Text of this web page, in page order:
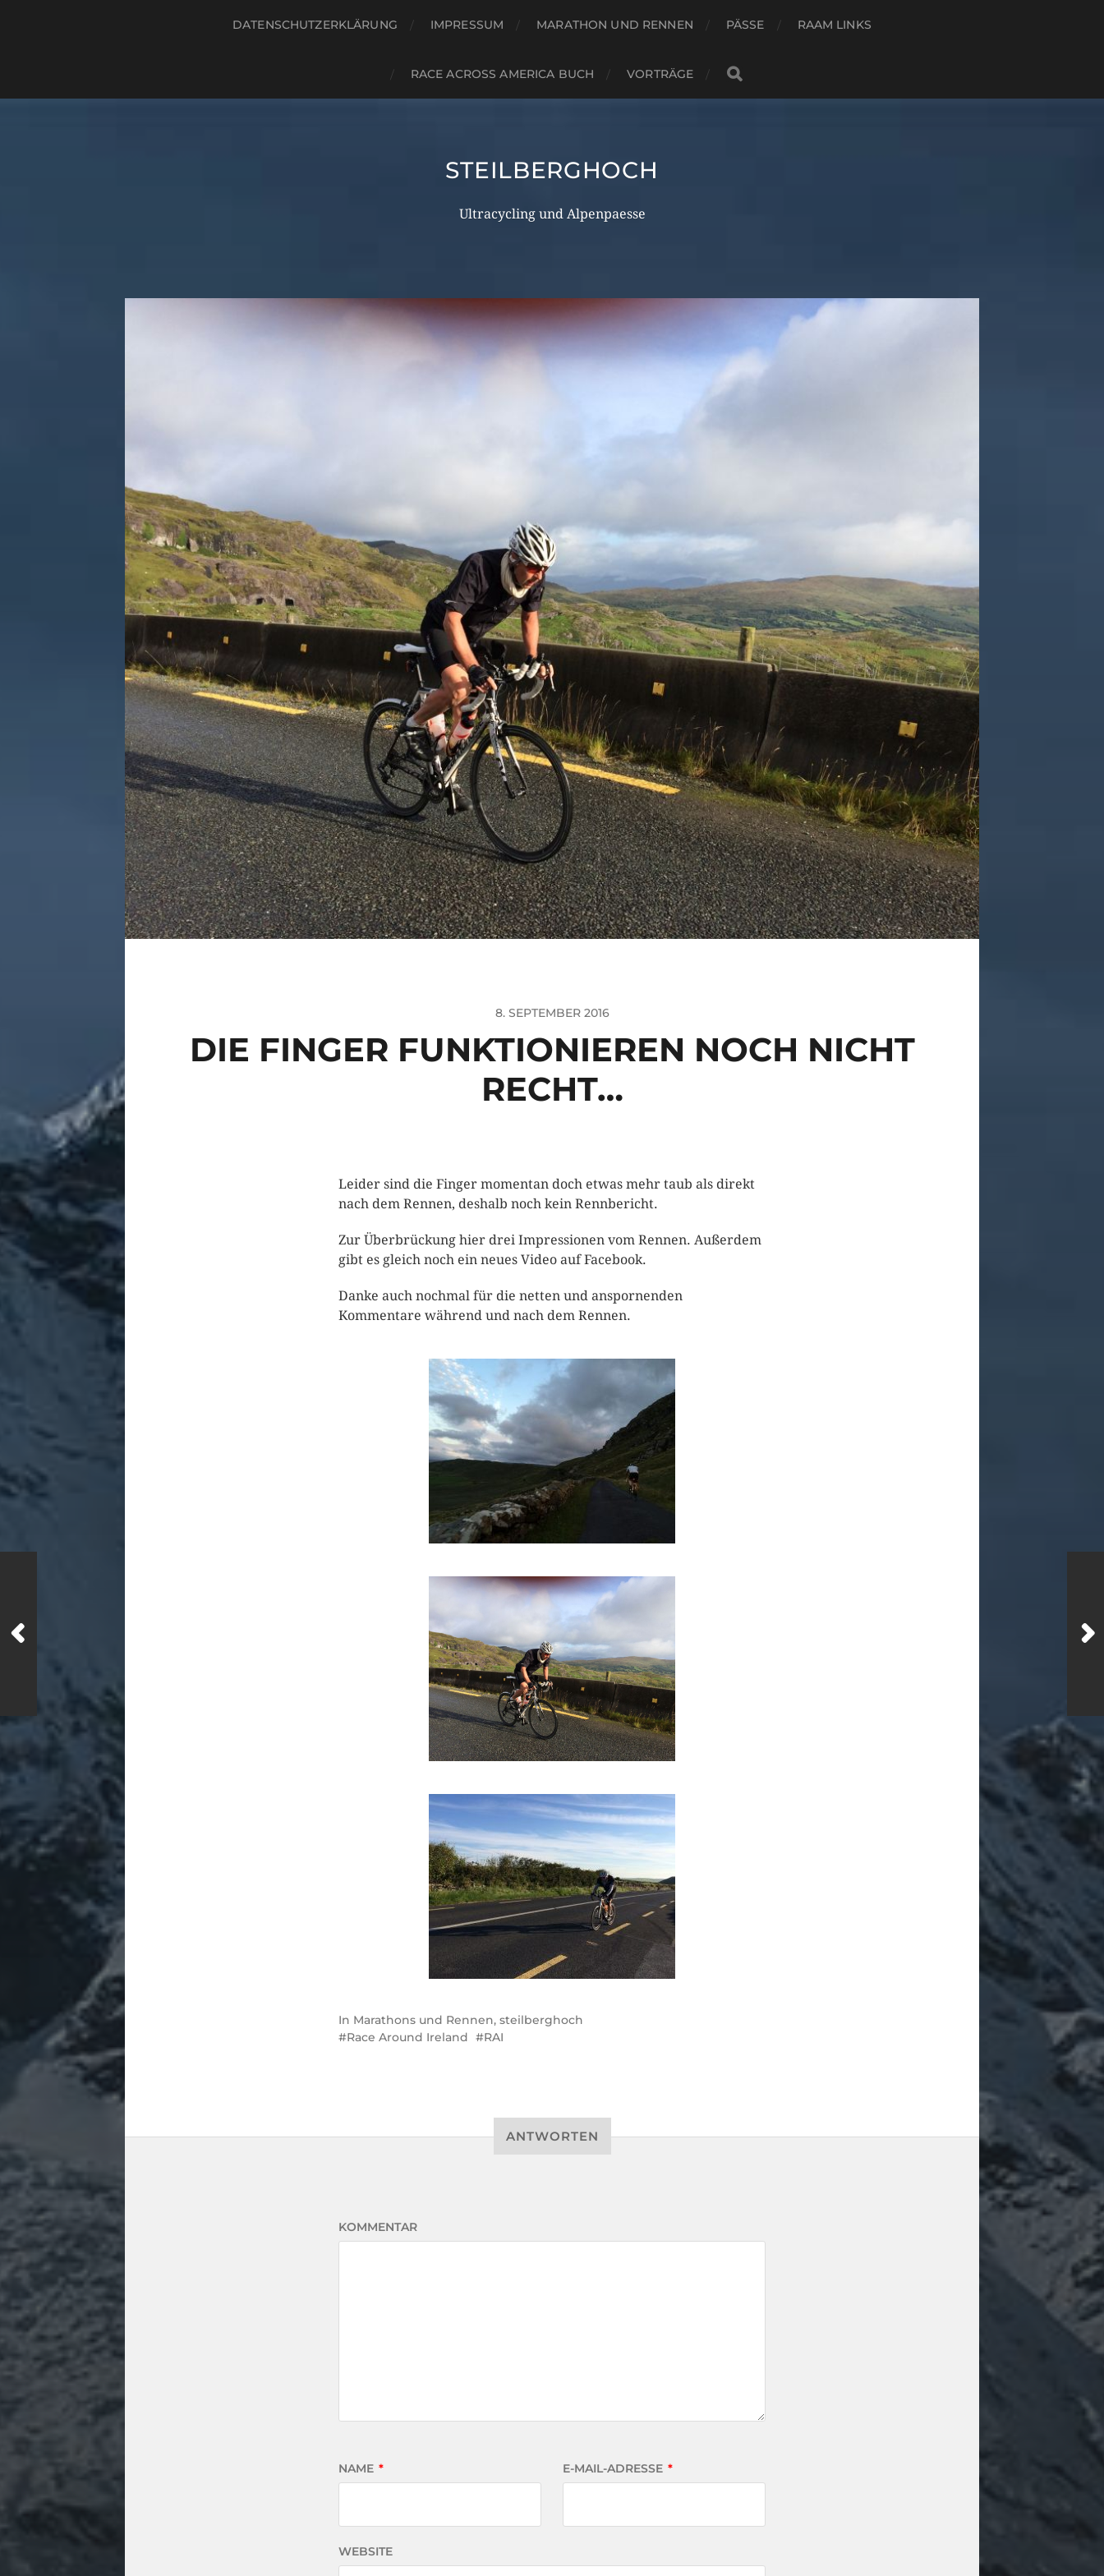
DATENSCHUTZERKLÄRUNG IMPRESSUM MARATHON UND RENNEN PÄSSE RAAM LINKS
RACE ACROSS AMERICA BUCH VORTRÄGE
STEILBERGHOCH
Ultracycling und Alpenpaesse
8. SEPTEMBER 2016
DIE FINGER FUNKTIONIEREN NOCH NICHT
RECHT…
Leider sind die Finger momentan doch etwas mehr taub als direkt
nach dem Rennen, deshalb noch kein Rennbericht.
Zur Überbrückung hier drei Impressionen vom Rennen. Außerdem
gibt es gleich noch ein neues Video auf Facebook.
Danke auch nochmal für die netten und anspornenden
Kommentare während und nach dem Rennen.
In Marathons und Rennen, steilberghoch
Race Around Ireland
RAI
ANTWORTEN
KOMMENTAR
NAME * E-MAIL-ADRESSE *
WEBSITE